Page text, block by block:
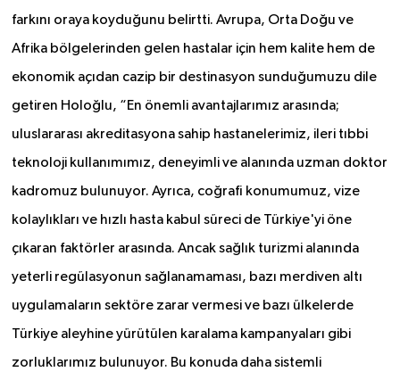
farkını oraya koyduğunu belirtti. Avrupa, Orta Doğu ve
Afrika bölgelerinden gelen hastalar için hem kalite hem de
ekonomik açıdan cazip bir destinasyon sunduğumuzu dile
getiren Holoğlu, “En önemli avantajlarımız arasında;
uluslararası akreditasyona sahip hastanelerimiz, ileri tıbbi
teknoloji kullanımımız, deneyimli ve alanında uzman doktor
kadromuz bulunuyor. Ayrıca, coğrafi konumumuz, vize
kolaylıkları ve hızlı hasta kabul süreci de Türkiye'yi öne
çıkaran faktörler arasında. Ancak sağlık turizmi alanında
yeterli regülasyonun sağlanamaması, bazı merdiven altı
uygulamaların sektöre zarar vermesi ve bazı ülkelerde
Türkiye aleyhine yürütülen karalama kampanyaları gibi
zorluklarımız bulunuyor. Bu konuda daha sistemli